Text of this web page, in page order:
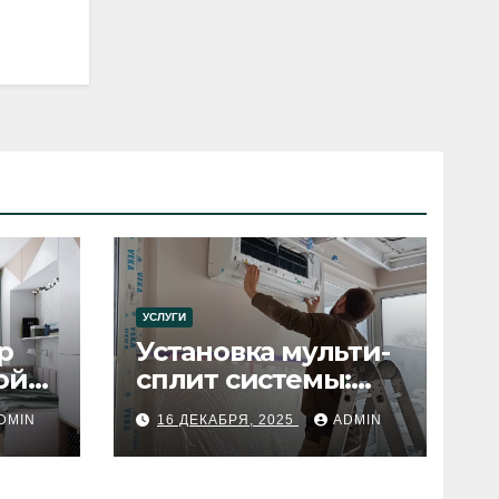
УСЛУГИ
Установка мульти-
сплит системы:
пошаговое
руководство
16 ДЕКАБРЯ, 2025 ADMIN